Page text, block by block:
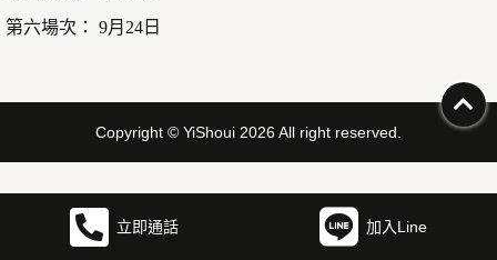
第六場次： 9月24日
Copyright © YiShoui 2026 All right reserved.
立即通話 加入Line